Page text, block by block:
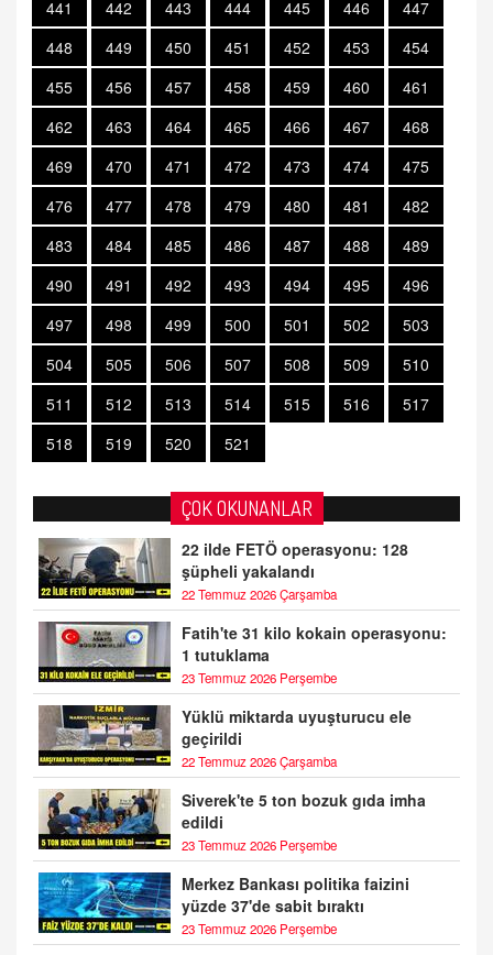
441 442 443 444 445 446
447
448
449 450 451 452 453
454
455
456 457 458 459 460
461
462
463 464 465 466 467
468
469
470 471 472 473 474
475
476
477 478 479 480 481
482
483
484 485 486 487 488
489
490
491 492 493 494 495
496
497
498 499 500 501 502
503
504
505 506 507 508 509
510
511
512 513 514 515 516
517
518
519 520 521
ÇOK OKUNANLAR
22 ilde FETÖ operasyonu: 128
şüpheli yakalandı
22 Temmuz 2026 Çarşamba
Fatih'te 31 kilo kokain operasyonu:
1 tutuklama
23 Temmuz 2026 Perşembe
Yüklü miktarda uyuşturucu ele
geçirildi
22 Temmuz 2026 Çarşamba
Siverek'te 5 ton bozuk gıda imha
edildi
23 Temmuz 2026 Perşembe
Merkez Bankası politika faizini
yüzde 37'de sabit bıraktı
23 Temmuz 2026 Perşembe